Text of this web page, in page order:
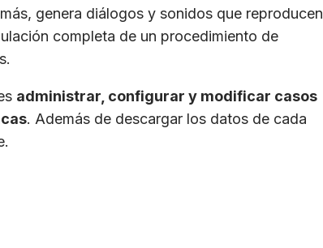
genera diálogos y sonidos que reproducen
completa de un procedimiento de
administrar, configurar y modificar casos
. Además de descargar los datos de cada